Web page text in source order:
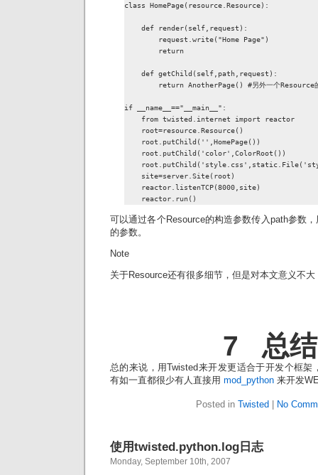
class HomePage(resource.Resource):
    def render(self,request):
        request.write("Home Page")
        return
    def getChild(self,path,request):
return AnotherPage() #另外一个Resource
if __name__=="__main__":
    from twisted.internet import reactor
    root=resource.Resource()
    root.putChild('',HomePage())
    root.putChild('color',ColorRoot())
    site=server.Site(root)
    reactor.listenTCP(8000,site)
    reactor.run()
可以通过各个Resource的构造参数传入path参数
的参数。
Note
关于Resource还有很多细节，但是对本文意义不大
7 总结
总的来说，用Twisted来开发更适合于开发个框架
有如一直都很少有人直接用 mod_python 来开发
Posted in Twisted No
使用twisted.python.log日志
Monday, September 10th, 2007